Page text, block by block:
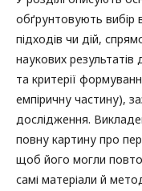
обґрунтовують вибір
підходів чи дій,
наукових
та критерії
емпіричну частину),
дослідження.
повну картину про
щоб його могли
самі матеріали й